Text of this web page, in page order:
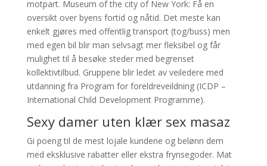
motpart. Museum of the city of New York: Få en
oversikt over byens fortid og nåtid. Det meste kan
enkelt gjøres med offentlig transport (tog/buss) men
med egen bil blir man selvsagt mer fleksibel og får
mulighet til å besøke steder med begrenset
kollektivtilbud. Gruppene blir ledet av veiledere med
utdanning fra Program for foreldreveildning (ICDP –
International Child Development Programme).
Sexy damer uten klær sex masaz
Gi poeng til de mest lojale kundene og belønn dem
med eksklusive rabatter eller ekstra frynsegoder. Mat